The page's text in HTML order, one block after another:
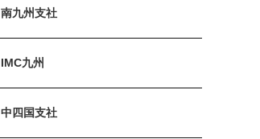
南九州支社
IMC九州
中四国支社